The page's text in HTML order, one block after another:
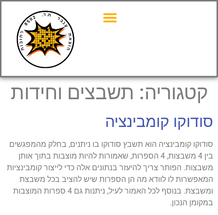
קטגוריה: תשבצים וחידות
סודוקו קומבינציה
סודוקו קומבינציה הוא תשבץ סודוקו בו ניתנים, בחלק מהמפגשים
בין 4 משבצות, 4 הספרות, שאמורות להיות מוצבות בתוך אותן
משבצות. הפותר צריך להיעזר בנתונים אלה כדי לייצור קומבינציות
המאפשרות לו לוודא מה הן הספרות שיש להציב בכל משבצת
ומשבצת. בנוסף לכל האמור לעיל, ניתנות גם 4 ספרות המוצבות
במקומן הנכון.